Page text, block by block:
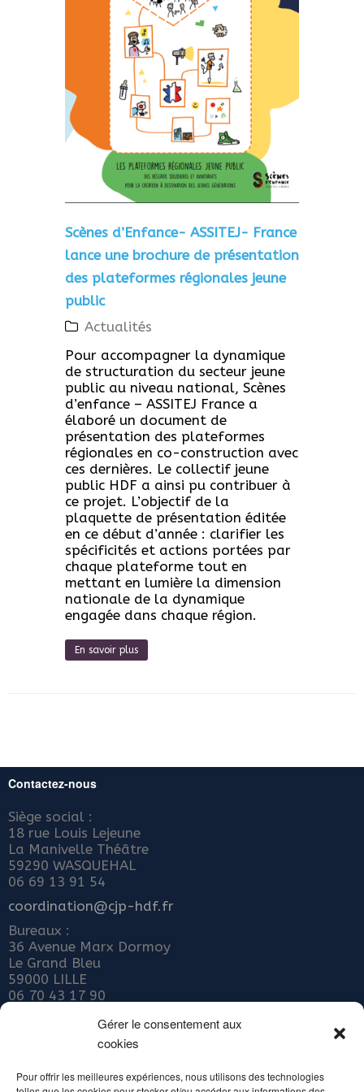
Gérer le consentement aux
cookies
Pour offrir les meilleures expériences, nous utilisons des technologies
Scènes d’Enfance- ASSITEJ- France
lance une brochure de présentation
des plateformes régionales jeune
public
Actualités
Pour accompagner la dynamique
de structuration du secteur jeune
public au niveau national, Scènes
d’enfance – ASSITEJ France a
élaboré un document de
présentation des plateformes
régionales en co-construction avec
ces dernières. Le collectif jeune
public HDF a ainsi pu contribuer à
ce projet. L’objectif de la
plaquette de présentation éditée
en ce début d’année : clarifier les
spécificités et actions portées par
chaque plateforme tout en
mettant en lumière la dimension
nationale de la dynamique
engagée dans chaque région.
En savoir plus
Contactez-nous
Siège social :
18 rue Louis Lejeune
La Manivelle Théâtre
59290 WASQUEHAL
06 69 13 91 54
coordination@cjp-hdf.fr
Bureaux :
36 Avenue Marx Dormoy
Le Grand Bleu
59000 LILLE
06 70 43 17 90
ADHÉRER AU COLLECTIF JEUNE PUBLIC